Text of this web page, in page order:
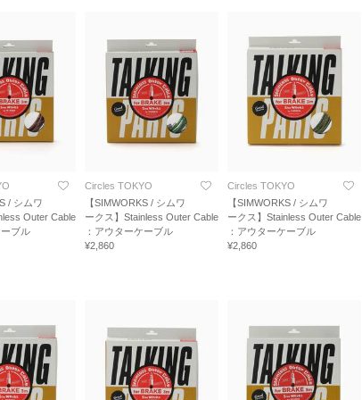
/ シムワ
Outer Cable
ーブル
Circles TOKYO
【SIMWORKS / シムワ
ークス】Stainless Outer Cable
：アウターケーブル
¥2,860
Circles TOKYO
【SIMWORKS / シムワ
ークス】Stainless Outer Cable
：アウターケーブル
¥2,860